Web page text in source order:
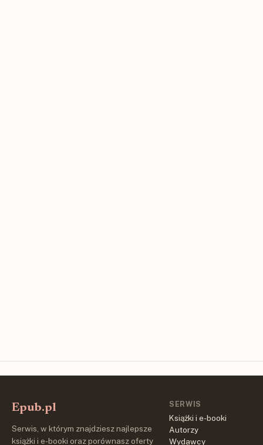
Epub.pl
Serwis, w którym znajdziesz najlepsze
książki i e-booki oraz porównasz oferty
SERWIS
Książki i e-booki
Autorzy
Wydawcy